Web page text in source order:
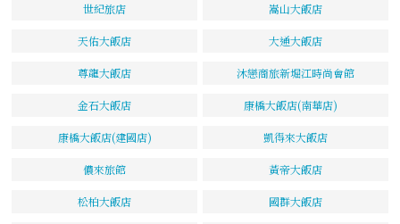
世紀旅店 嵩山大飯店
天佑大飯店 大通大飯店
尊龍大飯店 沐戀商旅新堀江時尚會館
金石大飯店 康橋大飯店(南華店)
康橋大飯店(建國店) 凱得來大飯店
儂來旅館 黃帝大飯店
松柏大飯店 國群大飯店